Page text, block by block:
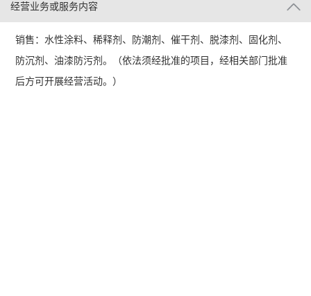
经营业务或服务内容
销售：水性涂料、稀释剂、防潮剂、催干剂、脱漆剂、固化剂、
防沉剂、油漆防污剂。（依法须经批准的项目，经相关部门批准
后方可开展经营活动。）